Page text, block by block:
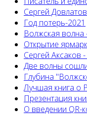
Сергей
Год потерь-2021
Волжская волна
Открытие
Сергей Аксаков
Две волны
Глубина
Лучшая книга о
Презентация
О введении QR-